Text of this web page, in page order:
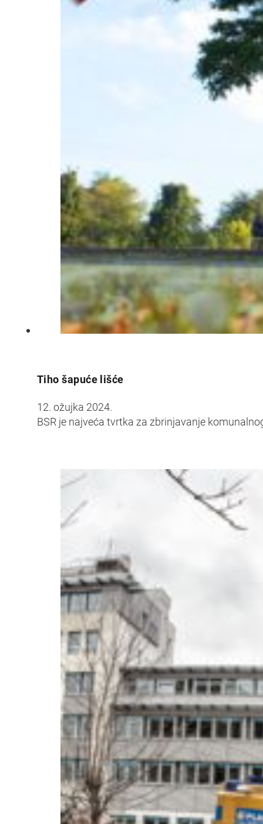
North America
Austria
Belgium
Bosnia and Herzegovina
Bulgaria
Croatia
Czechia
Estonia
Nedjelje i državni praznici su
Tiho šapuće lišće
12. ožujka 2024.
BSR je najveća tvrtka za zbrinjavanje